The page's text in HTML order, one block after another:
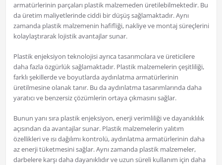
armatürlerinin parçaları plastik malzemeden üretilebilmektedir. Bu
da üretim maliyetlerinde ciddi bir düşüş sağlamaktadır. Aynı
zamanda plastik malzemenin hafifliği, nakliye ve montaj süreçlerini
kolaylaştırarak lojistik avantajlar sunar.
Plastik enjeksiyon teknolojisi ayrıca tasarımcılara ve üreticilere
daha fazla özgürlük sağlamaktadır. Plastik malzemelerin çeşitliliği,
farklı şekillerde ve boyutlarda aydınlatma armatürlerinin
üretilmesine olanak tanır. Bu da aydınlatma tasarımlarında daha
yaratıcı ve benzersiz çözümlerin ortaya çıkmasını sağlar.
Bunun yanı sıra plastik enjeksiyon, enerji verimliliği ve dayanıklılık
açısından da avantajlar sunar. Plastik malzemelerin yalıtım
özellikleri ve ısı dağılımı kontrolü, aydınlatma armatürlerinin daha
az enerji tüketmesini sağlar. Aynı zamanda plastik malzemeler,
darbelere karşı daha dayanıklıdır ve uzun süreli kullanım için daha